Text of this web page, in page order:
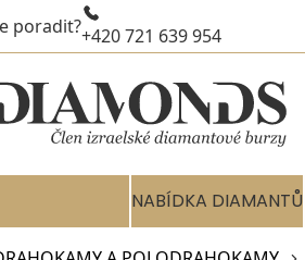
poradit?+420 721 639 954
NABÍDKA DIAMANTŮ